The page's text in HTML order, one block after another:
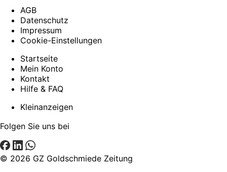
AGB
Datenschutz
Impressum
Cookie-Einstellungen
Startseite
Mein Konto
Kontakt
Hilfe & FAQ
Kleinanzeigen
Folgen Sie uns bei
© 2026 GZ Goldschmiede Zeitung